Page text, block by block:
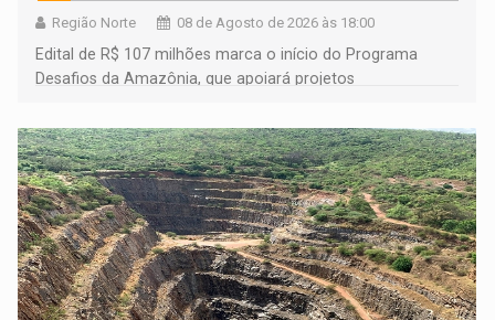
Região Norte 08 de Agosto de 2026 às 18:00
Edital de R$ 107 milhões marca o início do Programa
Desafios da Amazônia, que apoiará projetos
submissão de pré-propostas poderá ser feita até 1º de
setembro